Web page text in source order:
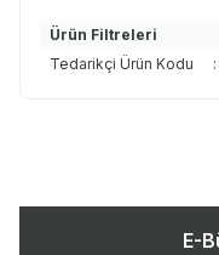
Ürün Filtreleri
Tedarikçi Ürün Kodu
:
E-